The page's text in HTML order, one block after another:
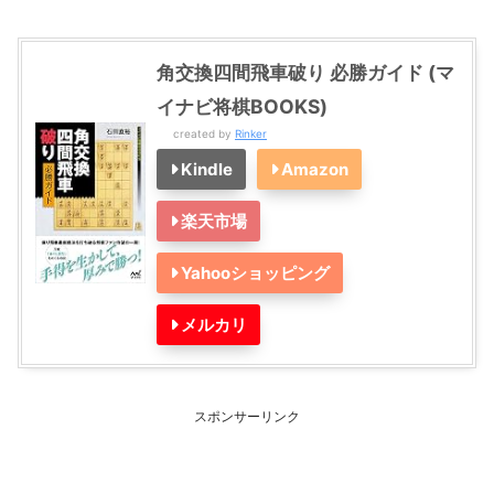
角交換四間飛車破り 必勝ガイド (マ
イナビ将棋BOOKS)
created by Rinker
Kindle Amazon
楽天市場
Yahooショッピング
メルカリ
スポンサーリンク